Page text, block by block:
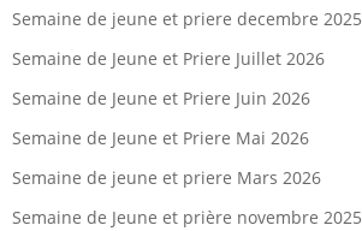
Semaine de jeune et priere decembre 2025
Semaine de Jeune et Priere Juillet 2026
Semaine de Jeune et Priere Juin 2026
Semaine de Jeune et Priere Mai 2026
Semaine de jeune et priere Mars 2026
Semaine de Jeune et prière novembre 2025